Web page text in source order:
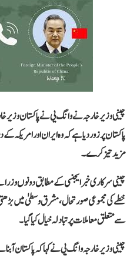
چینی وزیر خارجہ نے وانگ یی نے پاکستان وزیر
پاکستان پر زور دیا ہے کہ وہ ایران اور امریکہ
مزید تیز کرے۔
چینی سرکاری خبر ایجنسی کے مطابق دونوں
سے متعلق معاملات پر تبادلہ خیال کیا گیا۔
چینی وزیر خارجہ وانگ یی نے کہا کہ پاکستان